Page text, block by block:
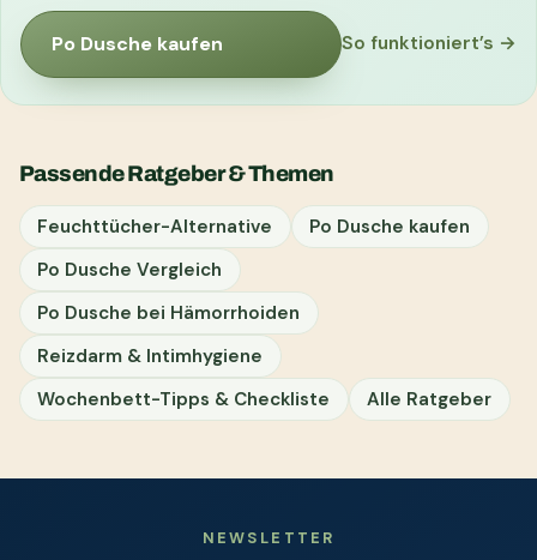
Po Dusche kaufen So funktioniert’s →
Passende Ratgeber & Themen
Feuchttücher-Alternative
Po Dusche kaufen
Po Dusche Vergleich
Po Dusche bei Hämorrhoiden
Reizdarm & Intimhygiene
Wochenbett-Tipps & Checkliste
Alle Ratgeber
NEWSLETTER